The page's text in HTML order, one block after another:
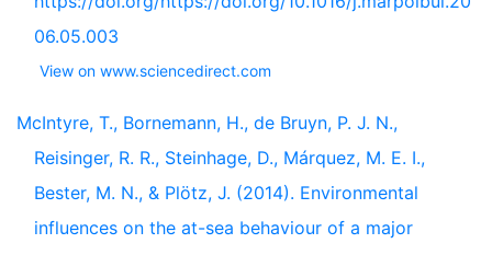
06.05.003
View on www.sciencedirect.com
McIntyre, T., Bornemann, H., de Bruyn, P. J. N.,
Reisinger, R. R., Steinhage, D., Márquez, M. E. I.,
Bester, M. N., & Plötz, J. (2014). Environmental
influences on the at-sea behaviour of a major